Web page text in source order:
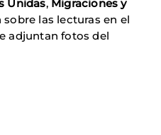
Unidas, Migraciones y
las lecturas en el
adjuntan fotos del